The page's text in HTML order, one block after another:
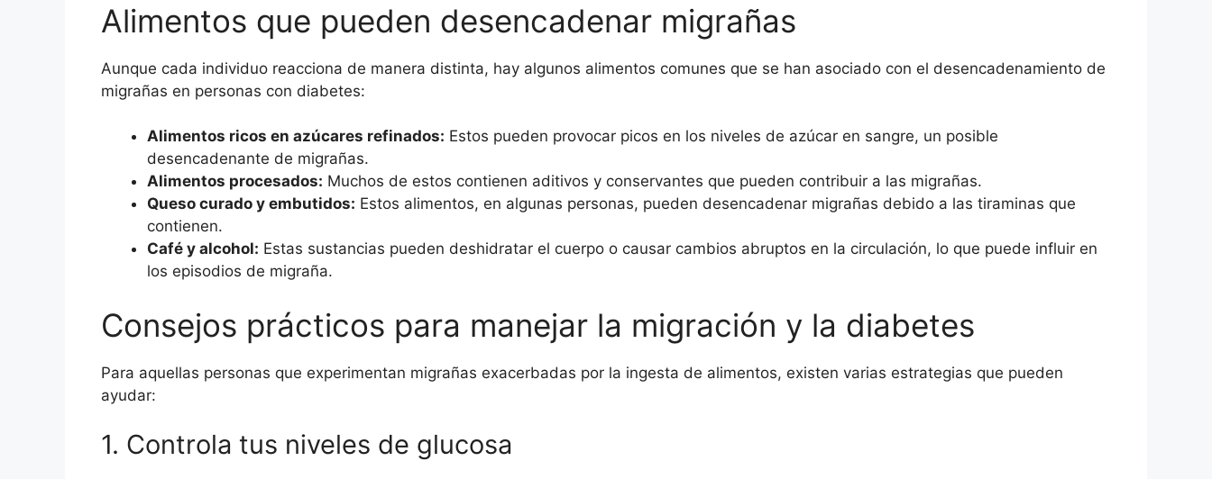
Alimentos que pueden desencadenar migrañas
Aunque cada individuo reacciona de manera distinta, hay algunos alimentos comunes que se han asociado con el desencadenamiento de
migrañas en personas con diabetes:
Alimentos ricos en azúcares refinados: Estos pueden provocar picos en los niveles de azúcar en sangre, un posible
desencadenante de migrañas.
Alimentos procesados: Muchos de estos contienen aditivos y conservantes que pueden contribuir a las migrañas.
Queso curado y embutidos: Estos alimentos, en algunas personas, pueden desencadenar migrañas debido a las tiraminas que
contienen.
Café y alcohol: Estas sustancias pueden deshidratar el cuerpo o causar cambios abruptos en la circulación, lo que puede influir en
los episodios de migraña.
Consejos prácticos para manejar la migración y la diabetes
Para aquellas personas que experimentan migrañas exacerbadas por la ingesta de alimentos, existen varias estrategias que pueden
ayudar:
1. Controla tus niveles de glucosa